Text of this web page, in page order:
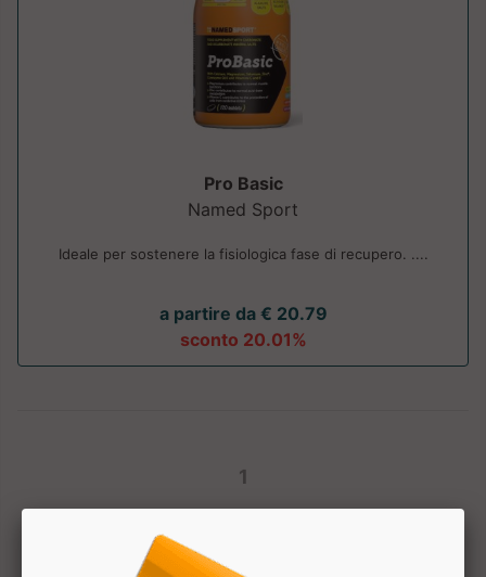
Pro Basic
Named Sport
Ideale per sostenere la fisiologica fase di recupero. ....
a partire da € 20.79
sconto 20.01%
1